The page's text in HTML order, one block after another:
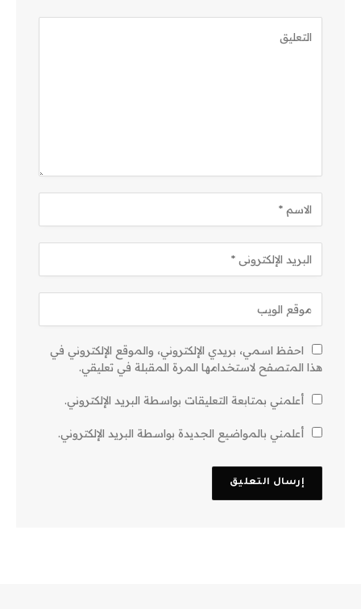
احفظ اسمي، بريدي الإلكتروني، والموقع الإلكتروني في
هذا المتصفح لاستخدامها المرة المقبلة في تعليقي.
أعلمني بمتابعة التعليقات بواسطة البريد الإلكتروني.
أعلمني بالمواضيع الجديدة بواسطة البريد الإلكتروني.